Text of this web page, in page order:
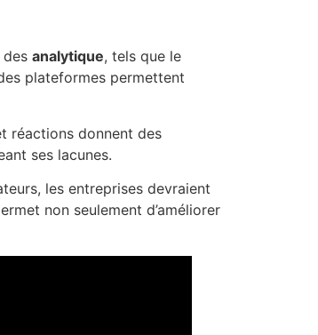
des analytique, tels que le
plateformes permettent
réactions donnent des
ses lacunes.
les entreprises devraient
non seulement d’améliorer